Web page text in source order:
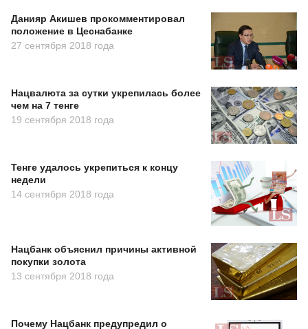
Данияр Акишев прокомментировал
положение в Цеснабанке
27 сентября 2018 года
Нацвалюта за сутки укрепилась более
чем на 7 тенге
19 сентября 2018 года
Тенге удалось укрепиться к концу
недели
14 сентября 2018 года
Нацбанк объяснил причины активной
покупки золота
13 сентября 2018 года
Почему Нацбанк предупредил о